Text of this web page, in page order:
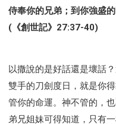
侍奉你的兄弟；到你強盛
(《創世記》27:37-40)
以撒說的是好話還是壞話
雙手的刀劍度日，就是你
管你的命運。神不管的，
弟兄姐妹可得知道，只有